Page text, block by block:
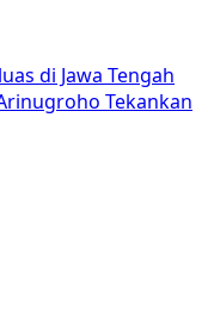
di Jawa Tengah
Tekankan